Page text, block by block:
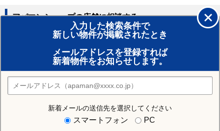
入力した検索条件で
新しい物件が掲載されたとき
メールアドレスを登録すれば
新着物件をお知らせします。
新着メールの送信先を選択してください
スマートフォン PC
アパマンショップの店舗に相談する
賃貸のプロがお部屋探し！
おまかせ物件リクエスト
住みたい街の店舗を探す
店舗検索
住む街研究所で坊城駅の情報を見る